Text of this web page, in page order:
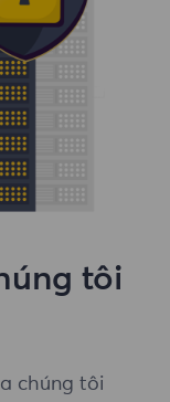
tôi
chúng tôi